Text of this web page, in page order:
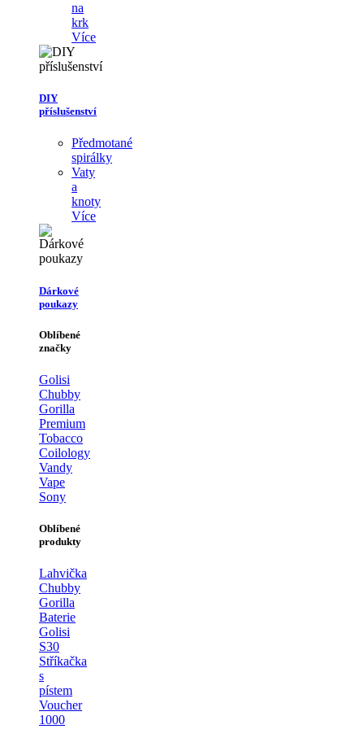
na
krk
Více
DIY
příslušenství
Předmotané
spirálky
Vaty
a
knoty
Více
Dárkové
poukazy
Oblíbené
značky
Golisi
Chubby
Gorilla
Premium
Tobacco
Coilology
Vandy
Vape
Sony
Oblíbené
produkty
Lahvička
Chubby
Gorilla
Baterie
Golisi
S30
Stříkačka
s
pístem
Voucher
1000